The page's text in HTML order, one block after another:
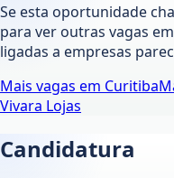
Se esta oportunidade
para ver outras vagas em
ligadas a empresas
Mais vagas em Curitiba
Vivara Lojas
Candidatura